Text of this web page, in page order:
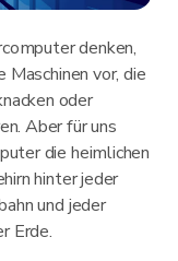
denken,
vor, die
oder
Aber für uns
die heimlichen
hinter jeder
und jeder
Erde.